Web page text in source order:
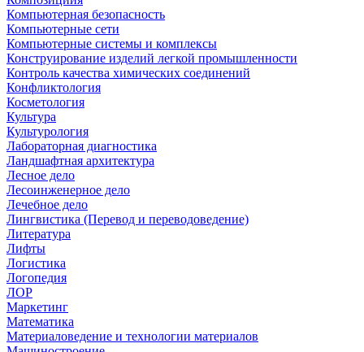
Компьютерная безопасность
Компьютерные сети
Компьютерные системы и комплексы
Конструирование изделий легкой промышленности
Контроль качества химических соединений
Конфликтология
Косметология
Культура
Культурология
Лабораторная диагностика
Ландшафтная архитектура
Лесное дело
Лесоинженерное дело
Лечебное дело
Лингвистика (Перевод и переводоведение)
Литература
Лифты
Логистика
Логопедия
ЛОР
Маркетинг
Математика
Материаловедение и технологии материалов